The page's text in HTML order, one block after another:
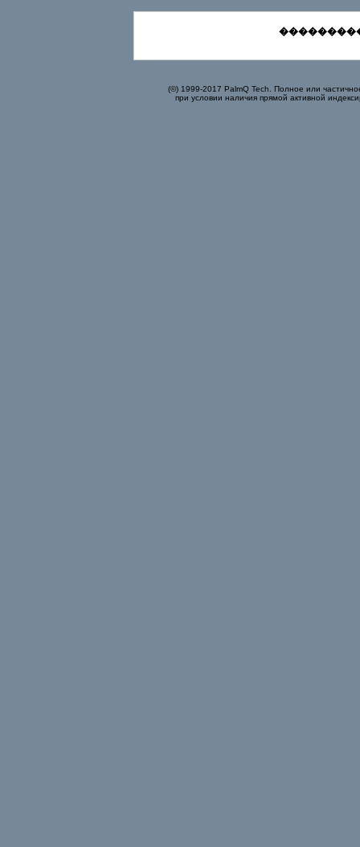
(©) 1999-2017 PalmQ Tech. Полное или
при условии наличия прямой активной